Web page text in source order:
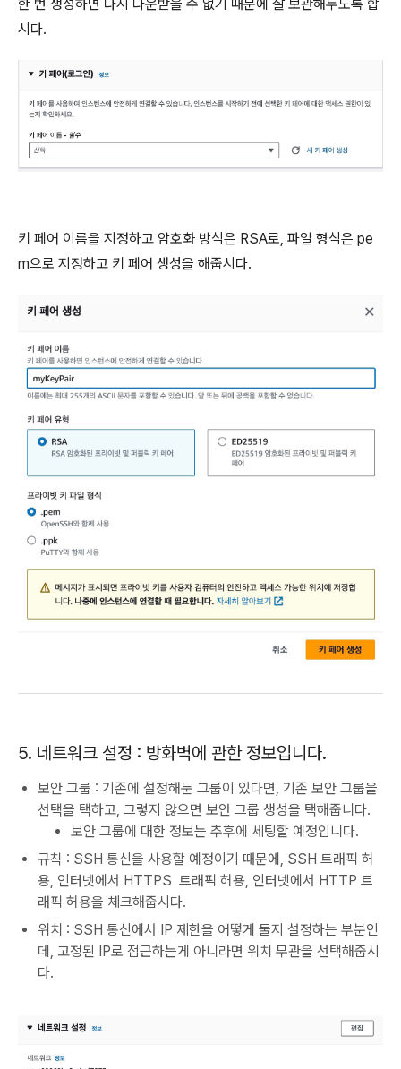
한 번 생성하면 다시 다운받을 수 없기 때문에 잘 보관해두도록 합
시다.
키 페어 이름을 지정하고 암호화 방식은 RSA로, 파일 형식은 pe
m으로 지정하고 키 페어 생성을 해줍시다.
5. 네트워크 설정 : 방화벽에 관한 정보입니다.
보안 그룹 : 기존에 설정해둔 그룹이 있다면, 기존 보안 그룹을
선택을 택하고, 그렇지 않으면 보안 그룹 생성을 택해줍니다.
보안 그룹에 대한 정보는 추후에 세팅할 예정입니다.
규칙 : SSH 통신을 사용할 예정이기 때문에, SSH 트래픽 허
용, 인터넷에서 HTTPS 트래픽 허용, 인터넷에서 HTTP 트
래픽 허용을 체크해줍시다.
위치 : SSH 통신에서 IP 제한을 어떻게 둘지 설정하는 부분인
데, 고정된 IP로 접근하는게 아니라면 위치 무관을 선택해줍시
다.